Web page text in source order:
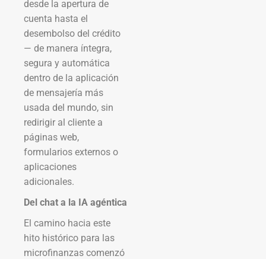
desde la apertura de
cuenta hasta el
desembolso del crédito
— de manera íntegra,
segura y automática
dentro de la aplicación
de mensajería más
usada del mundo, sin
redirigir al cliente a
páginas web,
formularios externos o
aplicaciones
adicionales.
Del chat a la IA agéntica
El camino hacia este
hito histórico para las
microfinanzas comenzó